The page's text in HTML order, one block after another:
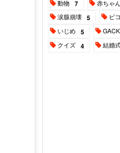
動物 7 赤ちゃん
涙腺崩壊 5 ピ
いじめ 5
クイズ 4 結婚